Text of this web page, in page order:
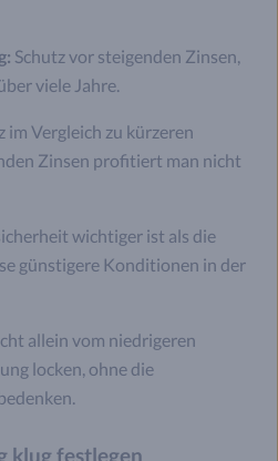
Schutz vor steigenden Zinsen,
viele Jahre.
im Vergleich zu kürzeren
Zinsen profitiert man nicht
wichtiger ist als die
günstigere Konditionen in der
allein vom niedrigeren
locken, ohne die
klug festlegen